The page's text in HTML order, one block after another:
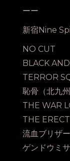
ーー
新宿Nine
NO CUT
BLACK
TERROR
恥骨（北九州
THE WAR
THE
流血ブリザ
ゲンドウミ